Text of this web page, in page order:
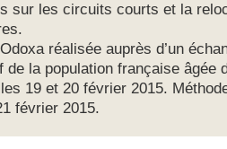
sur les circuits courts et la
réalisée auprès d’un
de la population française âgée
19 et 20 février 2015.
février 2015.